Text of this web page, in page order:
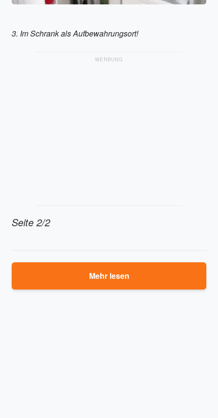
3. Im Schrank als Aufbewahrungsort!
WERBUNG
Seite 2/2
Mehr lesen